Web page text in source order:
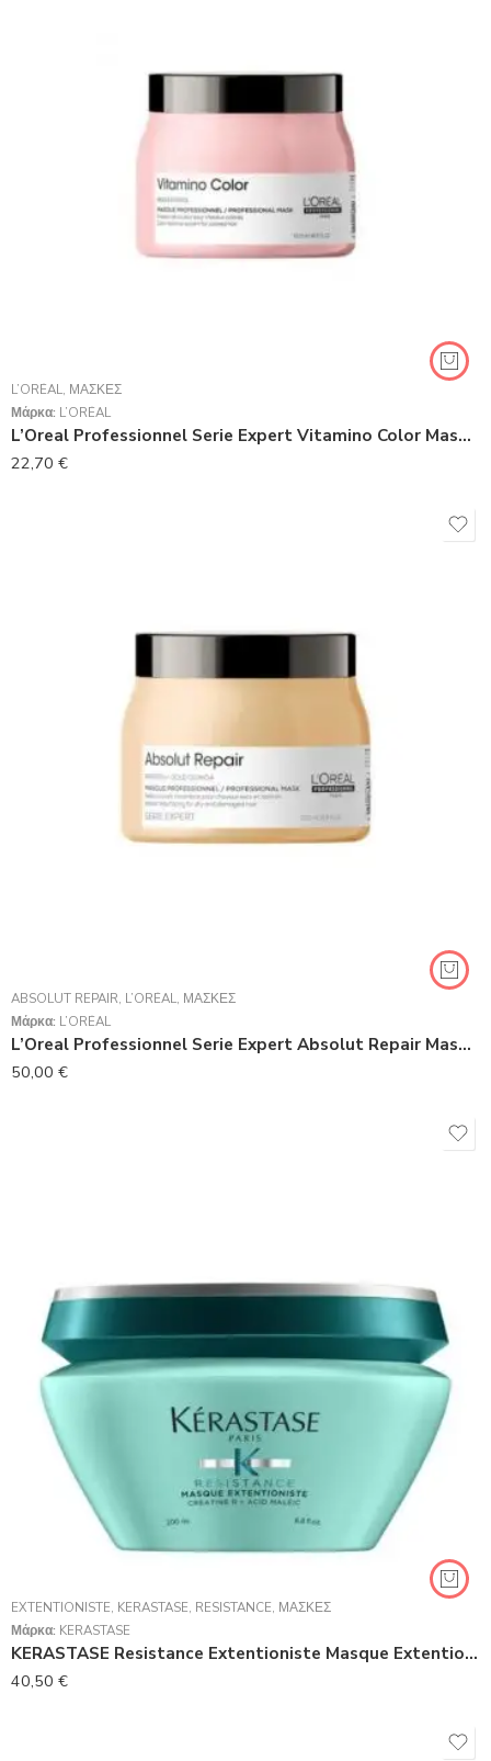
L’ORÉAL, ΜΆΣΚΕΣ
Μάρκα: L’ORÉAL
L’Oreal Professionnel Serie Expert Vitamino Color Masque 500ml
22,70 €
ABSOLUT REPAIR, L’ORÉAL, ΜΆΣΚΕΣ
Μάρκα: L’ORÉAL
L’Oreal Professionnel Serie Expert Absolut Repair Masque 500ml
50,00 €
EXTENTIONISTE, KERASTASE, RESISTANCE, ΜΆΣΚΕΣ
Μάρκα: KERASTASE
KERASTASE Resistance Extentioniste Masque Extentioniste Μάσκα Επανόρθωσης Για Πιο Μακριά Και Δυνατά Μαλλιά 200ml
40,50 €